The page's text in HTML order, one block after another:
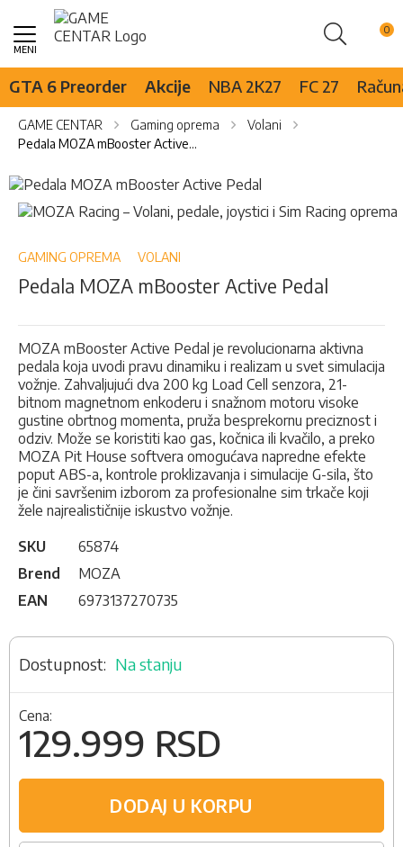
Pretraži
Skip
Content
GTA 6 Preorder Akcije NBA 2K27 FC 27
GAME CENTAR Gaming oprema
Volani
Pedala MOZA mBooster Active Pedal
Skip
to
the
of
images
Skip
to
beginning
the
gallery
GAMING OPREMA VOLANI
Pedala MOZA mBooster Active Pedal
MOZA mBooster Active Pedal je revolucionarna aktivna
pedala koja uvodi pravu dinamiku i realizam u svet simulacija
vožnje. Zahvaljujući dva 200 kg Load Cell senzora, 21-
bitnom magnetnom enkoderu i snažnom motoru visoke
gustine obrtnog momenta, pruža besprekornu preciznost i
odziv. Može se koristiti kao gas, kočnica ili kvačilo, a preko
MOZA Pit House softvera omogućava napredne efekte
poput ABS-a, kontrole proklizavanja i simulacije G-sila, što
je čini savršenim izborom za profesionalne sim trkače koji
žele najrealističnije iskustvo vožnje.
SKU
65874
Brend
MOZA
EAN
6973137270735
Na stanju
Cena:
129.999 RSD
DODAJ U KORPU